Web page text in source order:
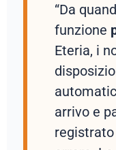
“Da
funzione
Eteria, i
arrivo e